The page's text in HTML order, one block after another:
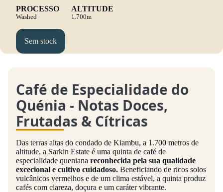
PROCESSO
Washed
ALTITUDE
1.700m
Sem stock
Café de Especialidade do
Quénia - Notas Doces,
Frutadas & Cítricas
Das terras altas do condado de Kiambu, a 1.700 metros de
altitude, a Sarkin Estate é uma quinta de café de
especialidade queniana reconhecida pela sua qualidade
excecional e cultivo cuidadoso. Beneficiando de ricos solos
vulcânicos vermelhos e de um clima estável, a quinta produz
cafés com clareza, doçura e um caráter vibrante.